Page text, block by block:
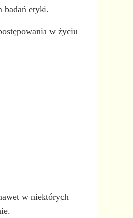
badań etyki.
w życiu
w niektórych